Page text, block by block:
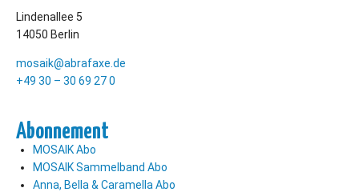
Lindenallee 5
14050 Berlin
mosaik@abrafaxe.de
+49 30 – 30 69 27 0
Abonnement
MOSAIK Abo
MOSAIK Sammelband Abo
Anna, Bella & Caramella Abo